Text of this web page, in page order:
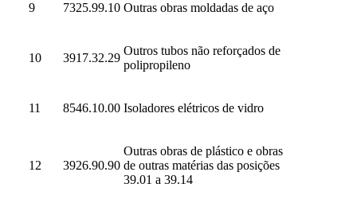
9 7325.99.10 Outras obras moldadas de aço
10 3917.32.29
Outros tubos não reforçados de
polipropileno
11 8546.10.00 Isoladores elétricos de vidro
12 3926.90.90
Outras obras de plástico e obras
de outras matérias das posições
39.01 a 39.14